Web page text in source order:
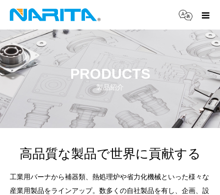
PRODUCTS
製品紹介
高品質な製品で世界に貢献する
工業用バーナから補器類、熱処理炉や省力化機械といった様々な
産業用製品をラインアップ。数多くの自社製品を有し、企画、設